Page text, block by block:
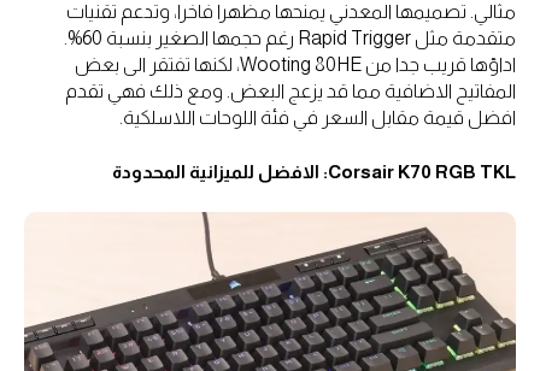
مثالي. تصميمها المعدني يمنحها مظهرا فاخرا، وتدعم تقنيات
متقدمة مثل Rapid Trigger رغم حجمها الصغير بنسبة 60%.
اداؤها قريب جدا من Wooting 80HE، لكنها تفتقر الى بعض
المفاتيح الاضافية مما قد يزعج البعض. ومع ذلك فهي تقدم
افضل قيمة مقابل السعر في فئة اللوحات اللاسلكية.
Corsair K70 RGB TKL: الافضل للميزانية المحدودة